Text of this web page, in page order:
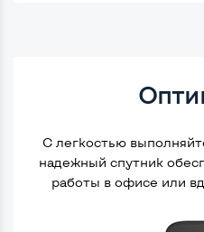
С легкостью
надежный спутник
работы в офисе или